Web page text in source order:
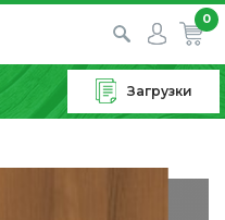
0
Загрузки